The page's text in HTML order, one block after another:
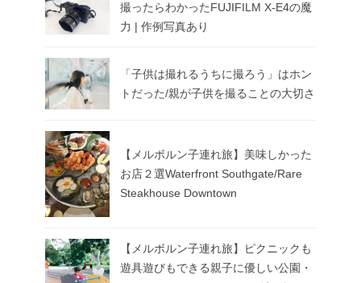
撮ったらわかったFUJIFILM X-E4の魔
力 | 作例写真あり
「子供は撮れるうちに撮ろう」はホン
トだった/親が子供を撮ることの大切さ
【メルボルン子連れ旅】美味しかった
お店２選Waterfront Southgate/Rare
Steakhouse Downtown
【メルボルン子連れ旅】ピクニックも
遊具遊びもできる親子に優しい公園・